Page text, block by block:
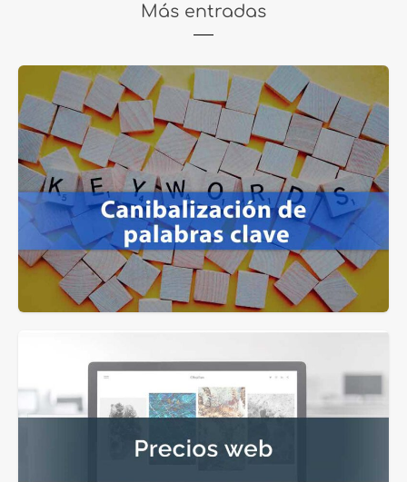
Más entradas